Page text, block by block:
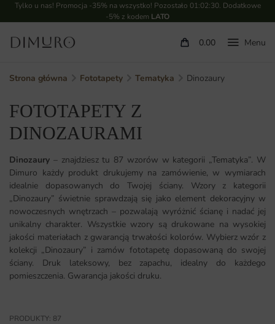
Tylko u nas! Promocja -35% na wszystko! Pozostało 01:02:28. Dodatkowe
-5% z kodem LATO
0.00
Strona główna Fototapety Tematyka Dinozaury
FOTOTAPETY Z
DINOZAURAMI
Dinozaury – znajdziesz tu 87 wzorów w kategorii „Tematyka”. W
Dimuro każdy produkt drukujemy na zamówienie, w wymiarach
idealnie dopasowanych do Twojej ściany. Wzory z kategorii
„Dinozaury” świetnie sprawdzają się jako element dekoracyjny w
nowoczesnych wnętrzach – pozwalają wyróżnić ścianę i nadać jej
unikalny charakter. Wszystkie wzory są drukowane na wysokiej
jakości materiałach z gwarancją trwałości kolorów. Wybierz wzór z
kolekcji „Dinozaury” i zamów fototapetę dopasowaną do swojej
ściany. Druk lateksowy, bez zapachu, idealny do każdego
pomieszczenia. Gwarancja jakości druku.
PRODUKTY: 87